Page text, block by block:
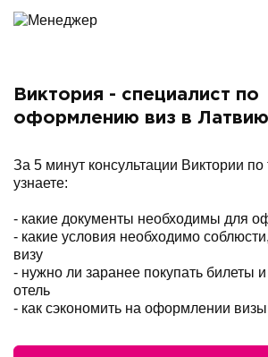
Виктория - специалист по
оформлению виз в Латвию
За 5 минут консультации Виктории
узнаете:
- какие документы необходимы для
- какие условия необходимо
визу
- нужно ли заранее покупать билеты
отель
- как сэкономить на оформлении